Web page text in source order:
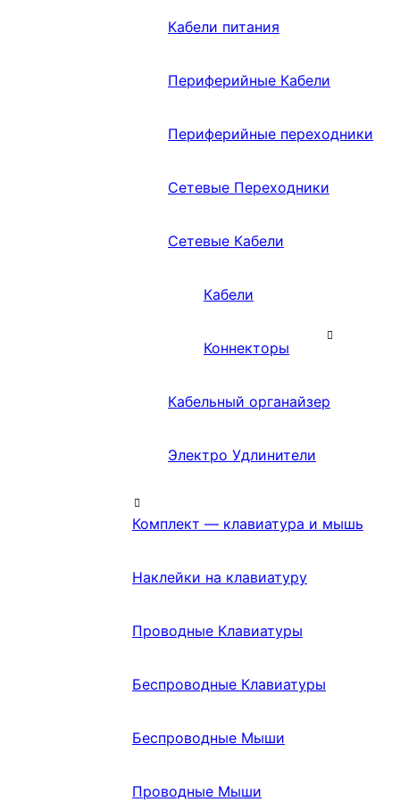
Кабели питания
Периферийные Кабели
Периферийные переходники
Сетевые Переходники
Сетевые Кабели
Кабели
Коннекторы
Кабельный органайзер
Электро Удлинители
Комплект — клавиатура и мышь
Наклейки на клавиатуру
Проводные Клавиатуры
Беспроводные Клавиатуры
Беспроводные Мыши
Проводные Мыши